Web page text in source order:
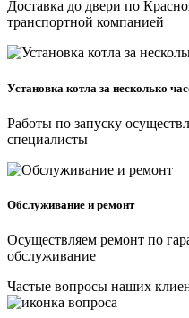
Доставка до двери по
транспортной компанией
Установка котла за несколько
Работы по запуску
специалисты
Обслуживание и ремонт
Осуществляем ремонт по
обслуживание
Частые вопросы наших